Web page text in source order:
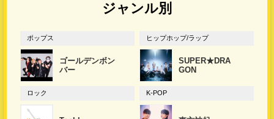
ジャンル別
ポップス
ゴールデンボン
バー
ロック
ヒップホップ/ラップ
SUPER★DRA
GON
K-POP